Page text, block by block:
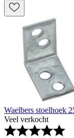
Waelbers stoelhoek
Veel verkocht